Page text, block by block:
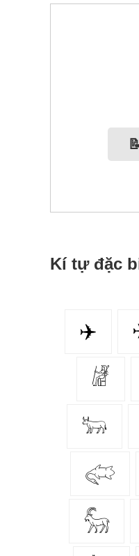
Kí tự đặc
✈️
𓁈
𓃽
𓅾
𓃵